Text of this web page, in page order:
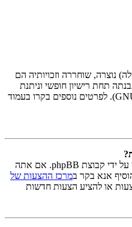
נוצרה, שוחררה וזכויותיה הם
תחת רישיון חופשי וניתנת
המערכת נכתבה וקיבלה רישיון על ידי קבוצת phpBB. אם אתה
אנא בקר במרכז ההצעות של
או להציע הצעות חדשות